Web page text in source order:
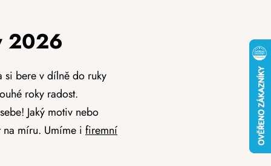
2026
si bere v dílně do ruky
roky radost.
Jaký motiv nebo
míru. Umíme i firemní